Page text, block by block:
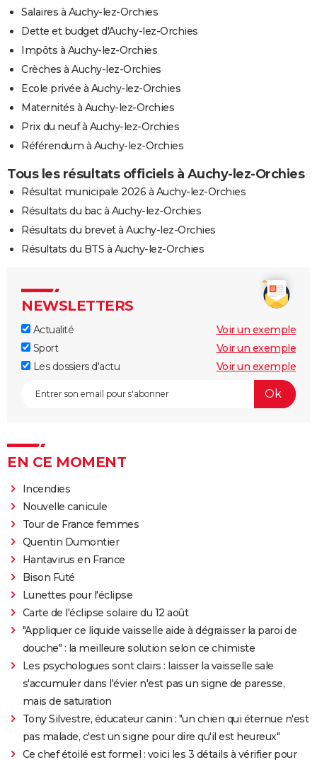
Salaires à Auchy-lez-Orchies
Dette et budget d'Auchy-lez-Orchies
Impôts à Auchy-lez-Orchies
Crèches à Auchy-lez-Orchies
Ecole privée à Auchy-lez-Orchies
Maternités à Auchy-lez-Orchies
Prix du neuf à Auchy-lez-Orchies
Référendum à Auchy-lez-Orchies
Tous les résultats officiels à Auchy-lez-Orchies
Résultat municipale 2026 à Auchy-lez-Orchies
Résultats du bac à Auchy-lez-Orchies
Résultats du brevet à Auchy-lez-Orchies
Résultats du BTS à Auchy-lez-Orchies
NEWSLETTERS
Actualité
Voir un exemple
Sport
Voir un exemple
Les dossiers d'actu
Voir un exemple
EN CE MOMENT
Incendies
Nouvelle canicule
Tour de France femmes
Quentin Dumontier
Hantavirus en France
Bison Futé
Lunettes pour l'éclipse
Carte de l'éclipse solaire du 12 août
"Appliquer ce liquide vaisselle aide à dégraisser la paroi de
douche" : la meilleure solution selon ce chimiste
Les psychologues sont clairs : laisser la vaisselle sale
s'accumuler dans l'évier n'est pas un signe de paresse,
mais de saturation
Tony Silvestre, éducateur canin : "un chien qui éternue n'est
pas malade, c'est un signe pour dire qu'il est heureux"
Ce chef étoilé est formel : voici les 3 détails à vérifier pour